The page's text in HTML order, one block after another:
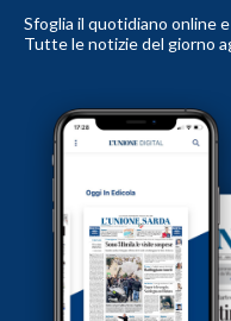
Sfoglia il quotidiano online
Tutte le notizie del giorno